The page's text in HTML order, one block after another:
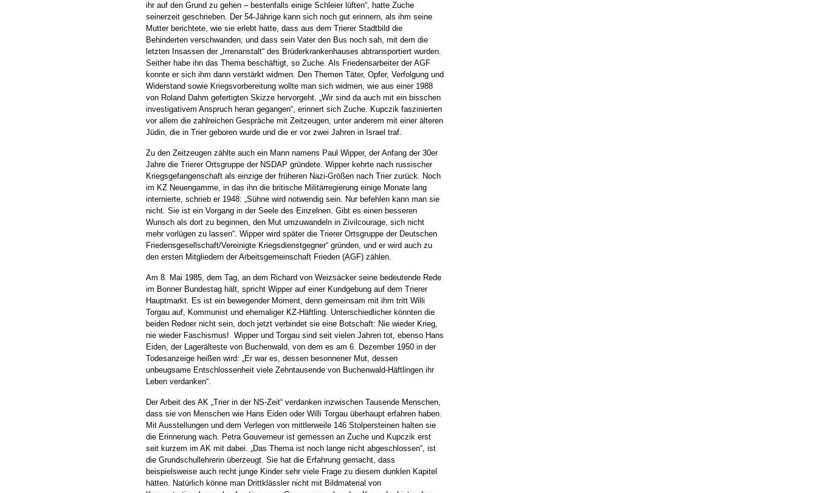
ihr auf den Grund zu gehen – bestenfalls einige Schleier lüften“, hatte Zuche
seinerzeit geschrieben. Der 54-Jährige kann sich noch gut erinnern, als ihm seine
Mutter berichtete, wie sie erlebt hatte, dass aus dem Trierer Stadtbild die
Behinderten verschwanden; und dass sein Vater den Bus noch sah, mit dem die
letzten Insassen der „Irrenanstalt“ des Brüderkrankenhauses abtransportiert wurden.
Seither habe ihn das Thema beschäftigt, so Zuche. Als Friedensarbeiter der AGF
konnte er sich ihm dann verstärkt widmen. Den Themen Täter, Opfer, Verfolgung und
Widerstand sowie Kriegsvorbereitung wollte man sich widmen, wie aus einer 1988
von Roland Dahm gefertigten Skizze hervorgeht. „Wir sind da auch mit ein bisschen
investigativem Anspruch heran gegangen“, erinnert sich Zuche. Kupczik faszinierten
vor allem die zahlreichen Gespräche mit Zeitzeugen, unter anderem mit einer älteren
Jüdin, die in Trier geboren wurde und die er vor zwei Jahren in Israel traf.
Zu den Zeitzeugen zählte auch ein Mann namens Paul Wipper, der Anfang der 30er
Jahre die Trierer Ortsgruppe der NSDAP gründete. Wipper kehrte nach russischer
Kriegsgefangenschaft als einzige der früheren Nazi-Größen nach Trier zurück. Noch
im KZ Neuengamme, in das ihn die britische Militärregierung einige Monate lang
internierte, schrieb er 1948: „Sühne wird notwendig sein. Nur befehlen kann man sie
nicht. Sie ist ein Vorgang in der Seele des Einzelnen. Gibt es einen besseren
Wunsch als dort zu beginnen, den Mut umzuwandeln in Zivilcourage, sich nicht
mehr vorlügen zu lassen“. Wipper wird später die Trierer Ortsgruppe der Deutschen
Friedensgesellschaft/Vereinigte Kriegsdienstgegner“ gründen, und er wird auch zu
den ersten Mitgliedern der Arbeitsgemeinschaft Frieden (AGF) zählen.
Am 8. Mai 1985, dem Tag, an dem Richard von Weizsäcker seine bedeutende Rede
im Bonner Bundestag hält, spricht Wipper auf einer Kundgebung auf dem Trierer
Hauptmarkt. Es ist ein bewegender Moment, denn gemeinsam mit ihm tritt Willi
Torgau auf, Kommunist und ehemaliger KZ-Häftling. Unterschiedlicher könnten die
beiden Redner nicht sein, doch jetzt verbindet sie eine Botschaft: Nie wieder Krieg,
nie wieder Faschismus! Wipper und Torgau sind seit vielen Jahren tot, ebenso Hans
Eiden, der Lagerälteste von Buchenwald, von dem es am 6. Dezember 1950 in der
Todesanzeige heißen wird: „Er war es, dessen besonnener Mut, dessen
unbeugsame Entschlossenheit viele Zehntausende von Buchenwald-Häftlingen ihr
Leben verdanken“.
Der Arbeit des AK „Trier in der NS-Zeit“ verdanken inzwischen Tausende Menschen,
dass sie von Menschen wie Hans Eiden oder Willi Torgau überhaupt erfahren haben.
Mit Ausstellungen und dem Verlegen von mittlerweile 146 Stolpersteinen halten sie
die Erinnerung wach. Petra Gouverneur ist gemessen an Zuche und Kupczik erst
seit kurzem im AK mit dabei. „Das Thema ist noch lange nicht abgeschlossen“, ist
die Grundschullehrerin überzeugt. Sie hat die Erfahrung gemacht, dass
beispielsweise auch recht junge Kinder sehr viele Frage zu diesem dunklen Kapitel
hätten. Natürlich könne man Drittklässler nicht mit Bildmaterial von